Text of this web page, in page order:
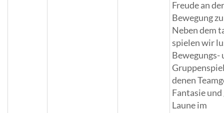
Freude an
Bewegung
Neben dem
spielen wir
Bewegungs-
denen
Fantasie
Laune im